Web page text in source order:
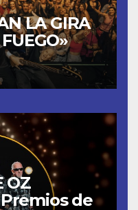
LA GIRA
LA SALA
DE
OZ
de